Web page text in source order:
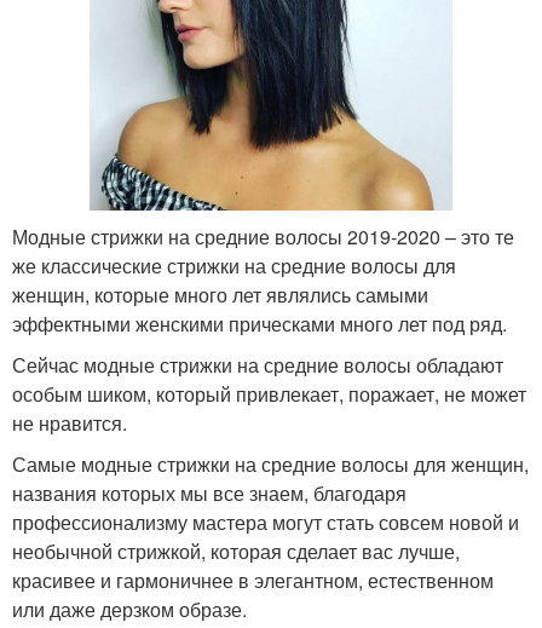
Модные стрижки на средние волосы 2019-2020 – это те
же классические стрижки на средние волосы для
женщин, которые много лет являлись самыми
эффектными женскими прическами много лет под ряд.
Сейчас модные стрижки на средние волосы обладают
особым шиком, который привлекает, поражает, не может
не нравится.
Самые модные стрижки на средние волосы для женщин,
названия которых мы все знаем, благодаря
профессионализму мастера могут стать совсем новой и
необычной стрижкой, которая сделает вас лучше,
красивее и гармоничнее в элегантном, естественном
или даже дерзком образе.